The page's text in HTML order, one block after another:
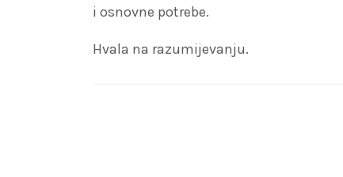
i osnovne potrebe.
Hvala na razumijevanju.